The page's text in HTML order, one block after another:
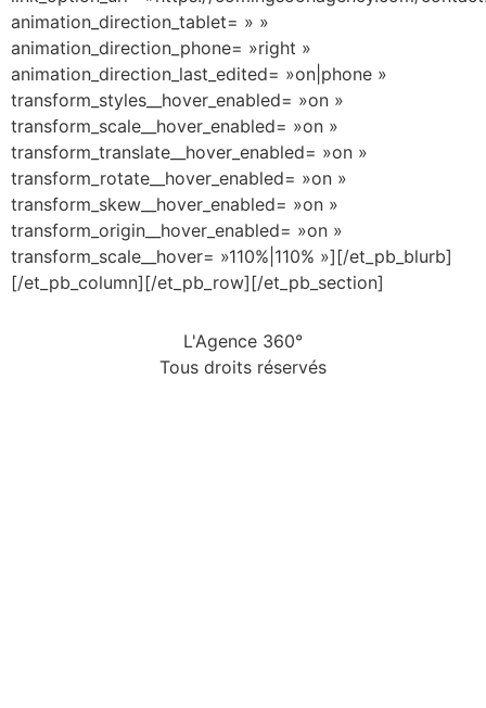
animation_direction_tablet= » »
animation_direction_phone= »right »
animation_direction_last_edited= »on|phone »
transform_styles__hover_enabled= »on »
transform_scale__hover_enabled= »on »
transform_translate__hover_enabled= »on »
transform_rotate__hover_enabled= »on »
transform_skew__hover_enabled= »on »
transform_origin__hover_enabled= »on »
transform_scale__hover= »110%|110% »][/et_pb_blurb]
[/et_pb_column][/et_pb_row][/et_pb_section]
L'Agence 360°
Tous droits réservés